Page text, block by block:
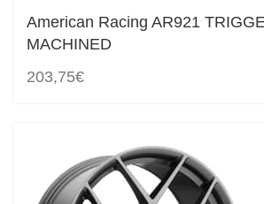
American Racing AR921
MACHINED
203,75€